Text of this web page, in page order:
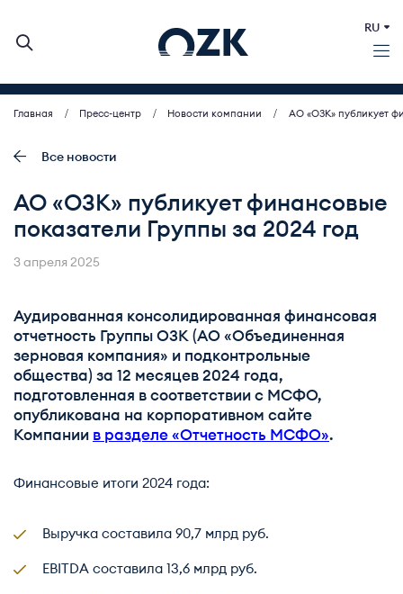
ИНВЕСТОРАМ
МСП (ЗАКУПКИ)
RU
Главная Пресс-центр Новости компании АО «ОЗК» публикует
Все новости
АО «ОЗК» публикует финансовые
показатели Группы за 2024 год
3 апреля 2025
Аудированная консолидированная финансовая
отчетность Группы ОЗК (АО «Объединенная
зерновая компания» и подконтрольные
общества) за 12 месяцев 2024 года,
подготовленная в соответствии с МСФО,
опубликована на корпоративном сайте
Компании в разделе «Отчетность МСФО».
Финансовые итоги 2024 года:
Выручка составила 90,7 млрд руб.
EBITDA составила 13,6 млрд руб.